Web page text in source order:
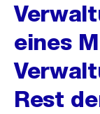
eines
Rest